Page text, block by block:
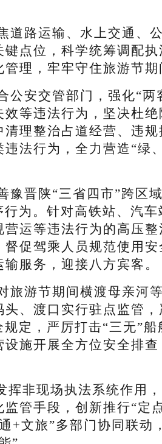
道路运输、水上交通、
点位，科学统筹调配
理，牢牢守住旅游节期
公安交管部门，强化“
等违法行为，坚决杜
理整治占道经营、违
法行为，全力营造“绿
豫晋陕“三省四市”跨区
为。针对高铁站、汽车
运等违法行为的高压
促驾乘人员规范使用
服务，迎接八方宾客。
旅游节期间横渡母亲河
、渡口实行驻点监管
定，严厉打击“三无”
施开展全方位安全排查
挥非现场执法系统作用
管手段，创新推行“定
+文旅”多部门协同联动